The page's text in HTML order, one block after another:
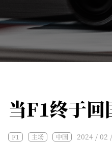
当F1终于
F1 主场 中国 2024 / 02